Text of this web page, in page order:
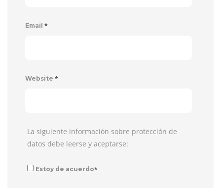
Email *
Website *
La siguiente información sobre protección de
datos debe leerse y aceptarse:
Estoy de acuerdo*